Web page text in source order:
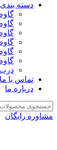
دسته
درب
تماس با ما
درباره ما
مشاوره رایگان